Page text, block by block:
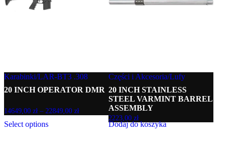
Karabinki/LAR-BT3 .308
20 INCH OPERATOR DMR
14649,00 zł – 22849,00 złZakres
Select options
wybrać
Części i Akcesoria/Lufy
20 INCH STAINLESS
STEEL VARMINT BARREL
ASSEMBLY
2223,00zł
Dodaj do koszyka